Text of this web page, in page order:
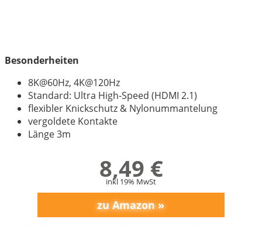
Besonderheiten
8K@60Hz, 4K@120Hz
Standard: Ultra High-Speed (HDMI 2.1)
flexibler Knickschutz & Nylonummantelung
vergoldete Kontakte
Länge 3m
8,49 €
inkl 19% MwSt